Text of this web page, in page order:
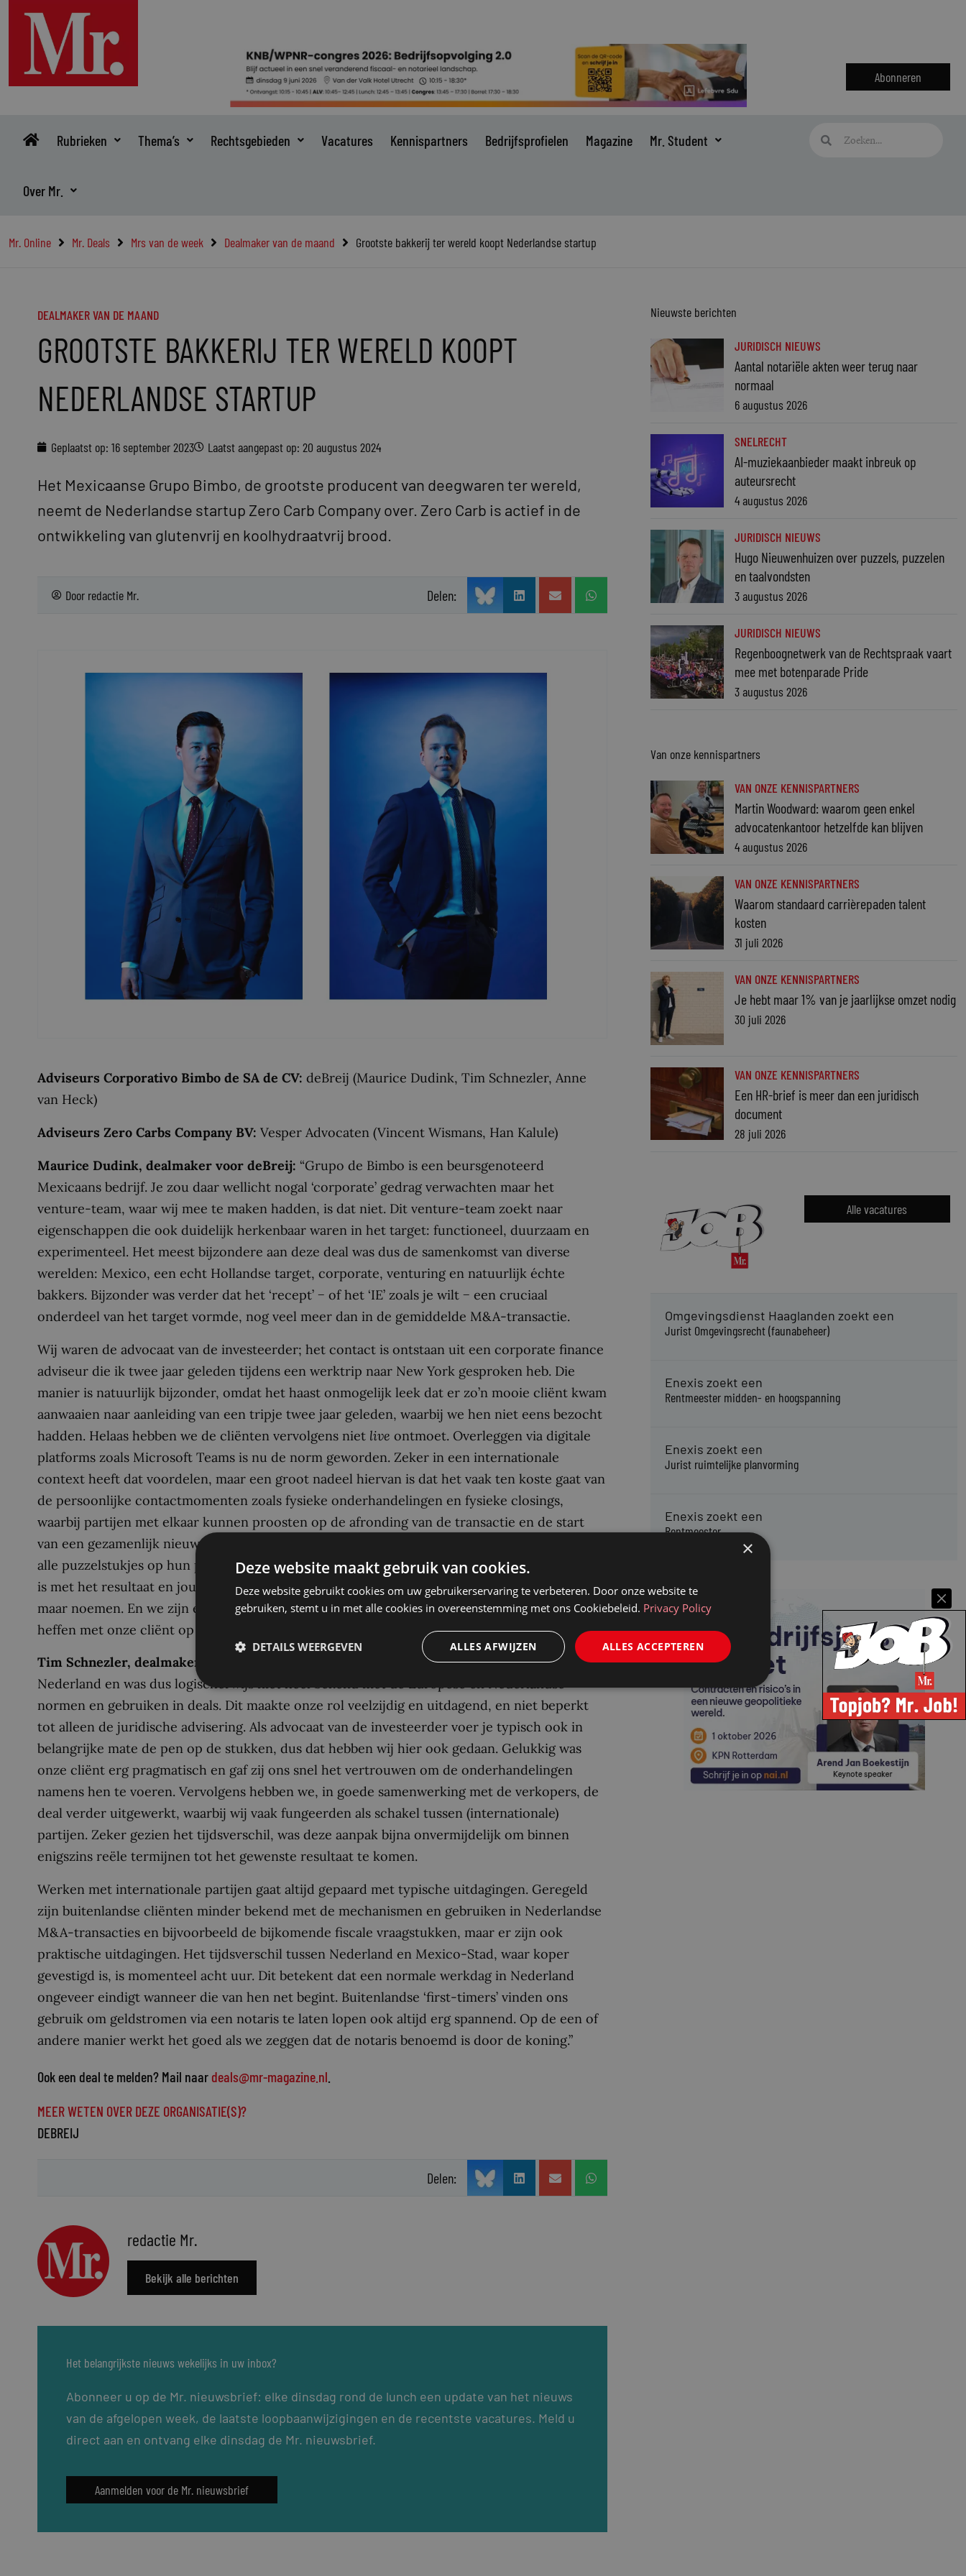
inhoud
Abonneren
Rubrieken Thema’s Rechtsgebieden Vacatures Kennispartners Bedrijfsprofielen Magazine Mr. Student
Over Mr.
Zoeken
Mr. Online Mr. Deals Mrs van de week Dealmaker van de maand Grootste bakkerij ter wereld koopt Nederlandse startup
DEALMAKER VAN DE MAAND
GROOTSTE BAKKERIJ TER WERELD KOOPT
NEDERLANDSE STARTUP
Geplaatst op: 16 september 2023 Laatst aangepast op: 20 augustus 2024
Het Mexicaanse Grupo Bimbo, de grootste producent van deegwaren ter wereld,
neemt de Nederlandse startup Zero Carb Company over. Zero Carb is actief in de
ontwikkeling van glutenvrij en koolhydraatvrij brood.
Door redactie Mr. Delen:
Adviseurs Corporativo Bimbo de SA de CV: deBreij (Maurice Dudink, Tim Schnezler, Anne
van Heck)
Adviseurs Zero Carbs Company BV: Vesper Advocaten (Vincent Wismans, Han Kalule)
Maurice Dudink, dealmaker voor deBreij: “Grupo de Bimbo is een beursgenoteerd
Mexicaans bedrijf. Je zou daar wellicht nogal ‘corporate’ gedrag verwachten maar het
venture-team, waar wij mee te maken hadden, is dat niet. Dit venture-team zoekt naar
eigenschappen die ook duidelijk herkenbaar waren in het target: functioneel, duurzaam en
experimenteel. Het meest bijzondere aan deze deal was dus de samenkomst van diverse
werelden: Mexico, een echt Hollandse target, corporate, venturing en natuurlijk échte
bakkers. Bijzonder was verder dat het ‘recept’ − of het ‘IE’ zoals je wilt − een cruciaal
onderdeel van het target vormde, nog veel meer dan in de gemiddelde M&A-transactie.
Wij waren de advocaat van de investeerder; het contact is ontstaan uit een corporate finance
adviseur die ik twee jaar geleden tijdens een werktrip naar New York gesproken heb. Die
manier is natuurlijk bijzonder, omdat het haast onmogelijk leek dat er zo’n mooie cliënt kwam
aanwaaien naar aanleiding van een tripje twee jaar geleden, waarbij we hen niet eens bezocht
hadden. Helaas hebben we de cliënten vervolgens niet live ontmoet. Overleggen via digitale
platforms zoals Microsoft Teams is nu de norm geworden. Zeker in een internationale
context heeft dat voordelen, maar een groot nadeel hiervan is dat het vaak ten koste gaat van
de persoonlijke contactmomenten zoals fysieke onderhandelingen en fysieke closings,
waarbij partijen met elkaar kunnen proosten op de afronding van de transactie en de start
van een gezamenlijk nieuw gezamenlijk avontuur. Desondanks blijft het bijzonder wanneer
alle puzzelstukjes op hun plaats liggen, de notariële akten worden gepasseerd en iedereen blij
is met het resultaat en jouw bijdrage als adviseur daaraan, dus de closing zullen we dan ook
maar noemen. En we zijn ervan overtuigd dat we op een later tijdstip nog het glas kunnen
heffen met onze cliënt op deze deal, of dat nu in Amsterdam of Mexico-Stad is!”
Tim Schnezler, dealmaker
“Grupo de Bimbo deed voor het eerst een deal in
Nederland en was dus logischerwijs niet heel bekend met de Europese en Nederlandse
normen en gebruiken in deals. Dit maakte onze rol veelzijdig en uitdagend, en niet beperkt
tot alleen de juridische advisering. Als advocaat van de investeerder voer je typisch ook in
belangrijke mate de pen op de stukken, dus dat hebben wij hier ook gedaan. Gelukkig was
onze cliënt erg pragmatisch en gaf zij ons snel het vertrouwen om de onderhandelingen
namens hen te voeren. Vervolgens hebben we, in goede samenwerking met de verkopers, de
deal verder uitgewerkt, waarbij wij vaak fungeerden als schakel tussen (internationale)
partijen. Zeker gezien het tijdsverschil, was deze aanpak bijna onvermijdelijk om binnen
enigszins reële termijnen tot het gewenste resultaat te komen.
Werken met internationale partijen gaat altijd gepaard met typische uitdagingen. Geregeld
zijn buitenlandse cliënten minder bekend met de mechanismen en gebruiken in Nederlandse
M&A-transacties en bijvoorbeeld de bijkomende fiscale vraagstukken, maar er zijn ook
praktische uitdagingen. Het tijdsverschil tussen Nederland en Mexico-Stad, waar koper
gevestigd is, is momenteel acht uur. Dit betekent dat een normale werkdag in Nederland
ongeveer eindigt wanneer die van hen net begint. Buitenlandse ‘first-timers’ vinden ons
gebruik om geldstromen via een notaris te laten lopen ook altijd erg spannend. Op de een of
andere manier werkt het goed als we zeggen dat de notaris benoemd is door de koning.”
Ook een deal te melden? Mail naar deals@mr-magazine.nl
MEER WETEN OVER DEZE ORGANISATIE(S)?
DEBREIJ
Delen:
redactie Mr.
Bekijk alle berichten
Het belangrijkste nieuws wekelijks in uw inbox?
Abonneer u op de Mr. nieuwsbrief: elke dinsdag rond de lunch een update van het nieuws
van de afgelopen week, de laatste loopbaanwijzigingen en de recentste vacatures. Meld u
direct aan en ontvang elke dinsdag de Mr. nieuwsbrief.
Aanmelden voor de Mr. nieuwsbrief
Nieuwste berichten
JURIDISCH NIEUWS
Aantal notariële akten weer terug naar
normaal
6 augustus 2026
SNELRECHT
AI-muziekaanbieder maakt inbreuk op
auteursrecht
4 augustus 2026
JURIDISCH NIEUWS
Hugo Nieuwenhuizen over puzzels, puzzelen
en taalvondsten
3 augustus 2026
JURIDISCH NIEUWS
Regenboognetwerk van de Rechtspraak vaart
mee met botenparade Pride
3 augustus 2026
Van onze kennispartners
VAN ONZE KENNISPARTNERS
Martin Woodward: waarom geen enkel
advocatenkantoor hetzelfde kan blijven
4 augustus 2026
VAN ONZE KENNISPARTNERS
Waarom standaard carrièrepaden talent
kosten
31 juli 2026
VAN ONZE KENNISPARTNERS
Je hebt maar 1% van je jaarlijkse omzet nodig
30 juli 2026
VAN ONZE KENNISPARTNERS
Een HR-brief is meer dan een juridisch
document
28 juli 2026
Alle vacatures
Omgevingsdienst Haaglanden zoekt een
Jurist Omgevingsrecht (faunabeheer)
Enexis zoekt een
Rentmeester midden- en hoogspanning
Enexis zoekt een
Jurist ruimtelijke planvorming
Enexis zoekt een
Rentmeester
×
Deze website maakt gebruik van cookies.
Deze website gebruikt cookies om uw gebruikerservaring te verbeteren. Door onze website te
gebruiken, stemt u in met alle cookies in overeenstemming met ons Cookiebeleid. Privacy Policy
ALLES ACCEPTEREN
ALLES AFWIJZEN
DETAILS WEERGEVEN